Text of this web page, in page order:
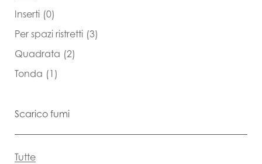
Inserti (0)
Per spazi ristretti (3)
Quadrata (2)
Tonda (1)
Scarico fumi
Tutte